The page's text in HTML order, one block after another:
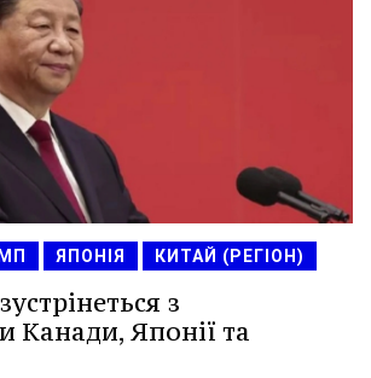
ЯПОНІЯ КИТАЙ (РЕГІОН)
з
Канади, Японії та